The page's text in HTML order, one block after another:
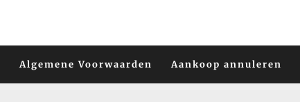
Algemene Voorwaarden Aankoop annuleren